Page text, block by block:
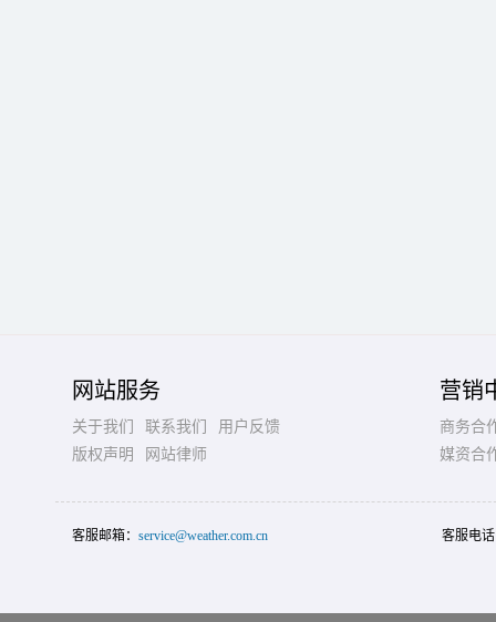
网站服务
关于我们 联系我们
用户反馈
版权声明
网站律师
营销
商务合
媒资合
客服邮箱： service@weather.com.cn 客服电